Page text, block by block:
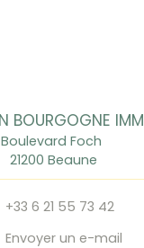
Boulevard Foch
21200 Beaune
+33 6 21 55 73 42
Envoyer un e-mail